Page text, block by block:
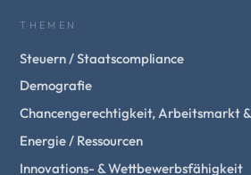
THEMEN
Steuern / Staatscompliance
Demografie
Chancengerechtigkeit, Arbeitsmarkt
Energie / Ressourcen
Innovations- & Wettbewerbsfähigkeit